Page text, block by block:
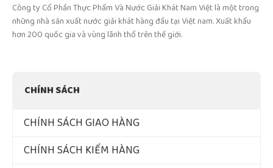
Công ty Cổ Phần Thực Phẩm Và Nước Giải Khát Nam Việt là một trong
những nhà sản xuất nước giải khát hàng đầu tại Việt nam. Xuất khẩu
hơn 200 quốc gia và vùng lãnh thổ trên thế giới.
CHÍNH SÁCH
CHÍNH SÁCH GIAO HÀNG
CHÍNH SÁCH KIỂM HÀNG